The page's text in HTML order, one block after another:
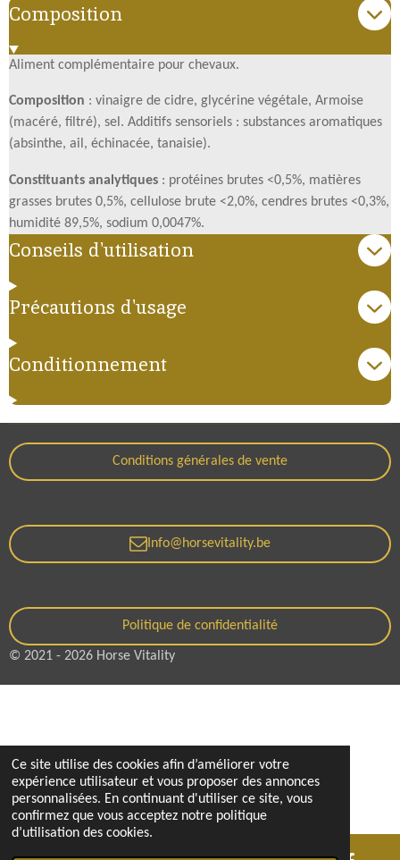
Ce site utilise des cookies afin d’améliorer votre
expérience utilisateur et vous proposer des annonces
personnalisées. En continuant d'utiliser ce site, vous
confirmez que vous acceptez notre politique
d’utilisation des cookies.
Composition
Aliment complémentaire pour chevaux.
Composition : vinaigre de cidre, glycérine végétale, Armoise
(macéré, filtré), sel. Additifs sensoriels : substances aromatiques
(absinthe, ail, échinacée, tanaisie).
Constituants analytiques : protéines brutes <0,5%, matières
grasses brutes 0,5%, cellulose brute <2,0%, cendres brutes <0,3%,
humidité 89,5%, sodium 0,0047%.
Conseils d'utilisation
Précautions d'usage
Conditionnement
Conditions générales de vente
Info@horsevitality.be
Politique de confidentialité
© 2021 - 2026 Horse Vitality